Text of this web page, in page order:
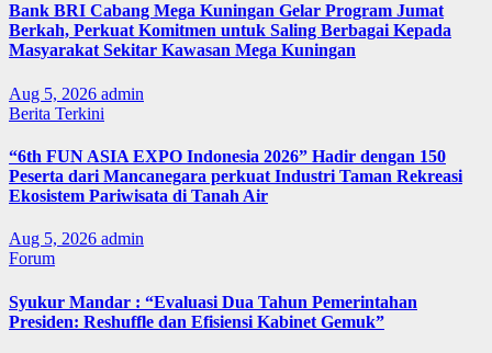
Bank BRI Cabang Mega Kuningan Gelar Program Jumat
Berkah, Perkuat Komitmen untuk Saling Berbagai Kepada
Masyarakat Sekitar Kawasan Mega Kuningan
Aug 5, 2026 admin
Berita Terkini
“6th FUN ASIA EXPO Indonesia 2026” Hadir dengan 150
Peserta dari Mancanegara perkuat Industri Taman Rekreasi
Ekosistem Pariwisata di Tanah Air
Aug 5, 2026 admin
Forum
Syukur Mandar : “Evaluasi Dua Tahun Pemerintahan
Presiden: Reshuffle dan Efisiensi Kabinet Gemuk”